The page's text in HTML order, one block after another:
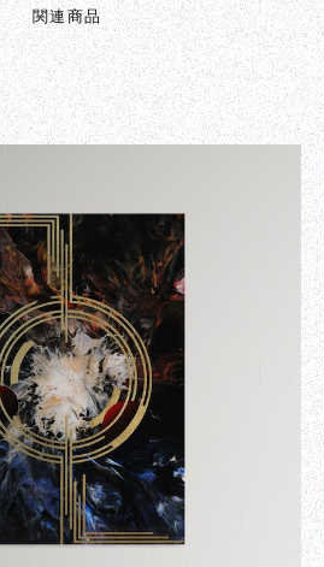
関連商品